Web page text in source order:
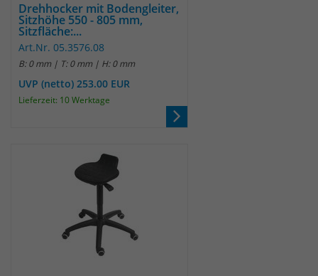
Drehhocker mit Bodengleiter,
Sitzhöhe 550 - 805 mm,
Sitzfläche:...
Art.Nr. 05.3576.08
B: 0 mm | T: 0 mm | H: 0 mm
UVP (netto) 253.00 EUR
Lieferzeit: 10 Werktage